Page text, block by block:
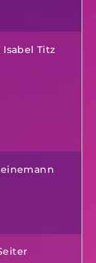
Isabel Titz